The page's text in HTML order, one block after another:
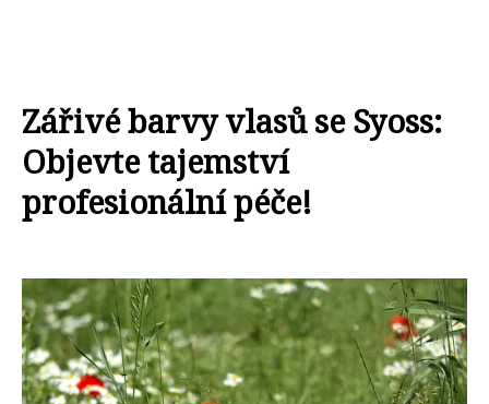
Zářivé barvy vlasů se Syoss:
Objevte tajemství
profesionální péče!